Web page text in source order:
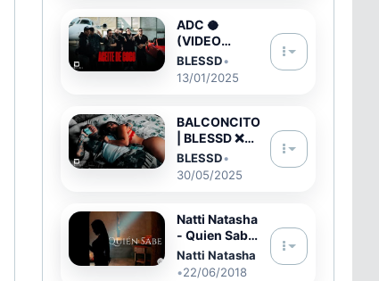
GLOBAL 🌎 (
OFFICIAL
VIDEO )
ADC 🥥
(VIDEO
OFICIAL) |
BLESSD ❌
RYAN
LA GHETTO ❌
KRIS R ❌
DARELL ❌
HADES 66 ❌
SAHIR
BLESSD•
13/01/2025
BALCONCITO
BRYTIAGO ❌
DEIV ❌
NORIEL (
BENDITA )
BLESSD•
30/05/2025
Natti Natasha
- Quien Sabe
❤ [Official
Video]
Natti Natasha
•22/06/2018